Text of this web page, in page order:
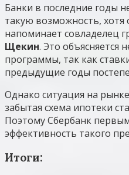
Банки в последние годы
такую возможность, хотя
напоминает совладелец
Щекин. Это объясняется
программы, так как
предыдущие годы
Однако ситуация на
забытая схема ипотеки
Поэтому Сбербанк
эффективность такого
Итоги: